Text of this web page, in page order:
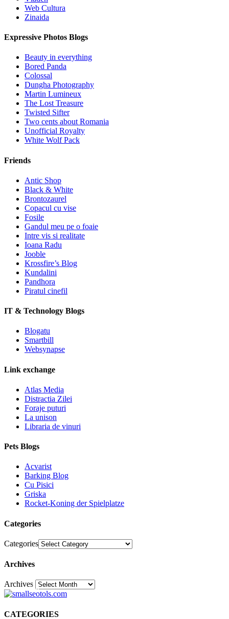
Web Cultura
Zinaida
Expressive Photos Blogs
Beauty in everything
Bored Panda
Colossal
Dungha Photography
Martin Lumineux
The Lost Treasure
Twisted Sifter
Two cents about Romania
Unofficial Royalty
White Wolf Pack
Friends
Antic Shop
Black & White
Brontozaurel
Copacul cu vise
Fosile
Gandul meu pe o foaie
Intre vis si realitate
Ioana Radu
Jooble
Krossfire’s Blog
Kundalini
Pandhora
Piratul cinefil
IT & Technology Blogs
Blogatu
Smartbill
Websynapse
Link exchange
Atlas Media
Distractia Zilei
Foraje puturi
La unison
Libraria de vinuri
Pets Blogs
Acvarist
Barking Blog
Cu Pisici
Griska
Rocket-Koning der Spielplatze
Categories
Categories
Archives
Archives30
CATEGORIES